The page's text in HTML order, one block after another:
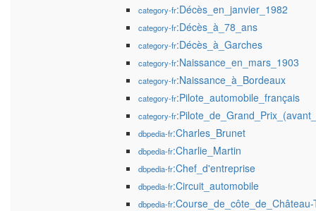
category-fr:Décès_en_janvier_1982
category-fr:Décès_à_78_ans
category-fr:Décès_à_Garches
category-fr:Naissance_en_mars_1903
category-fr:Naissance_à_Bordeaux
category-fr:Pilote_automobile_français
category-fr
dbpedia-fr:Charles_Brunet
dbpedia-fr:Charlie_Martin
dbpedia-fr:Chef_d'entreprise
dbpedia-fr:Circuit_automobile
dbpedia-fr